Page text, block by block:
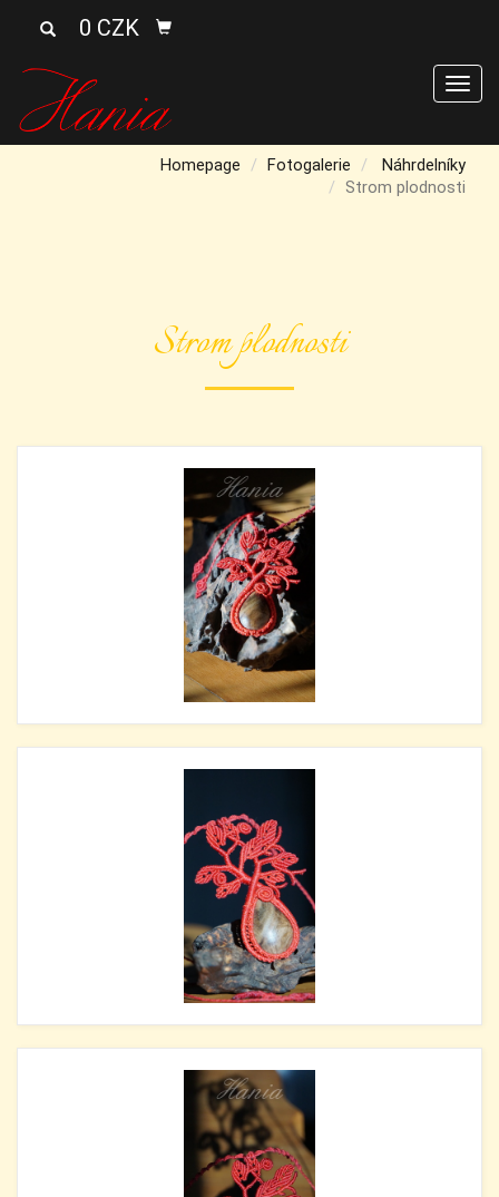
0 CZK
Homepage Fotogalerie
Náhrdelníky
Strom plodnosti
Strom plodnosti